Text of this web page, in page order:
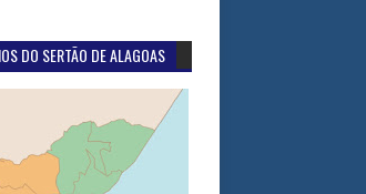
DO SERTÃO DE ALAGOAS